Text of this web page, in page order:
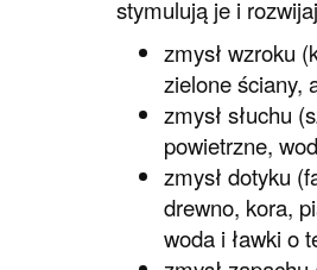
stymulują je i
zmysł wzroku
zielone ściany,
zmysł słuchu
powietrzne,
zmysł dotyku
drewno, kora,
woda i ławki o